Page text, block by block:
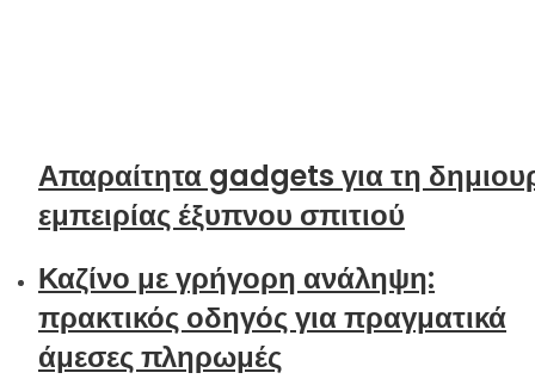
Απαραίτητα gadgets για τη
εμπειρίας έξυπνου σπιτιού
Καζίνο με γρήγορη ανάληψη:
πρακτικός οδηγός για πραγματικά
άμεσες πληρωμές